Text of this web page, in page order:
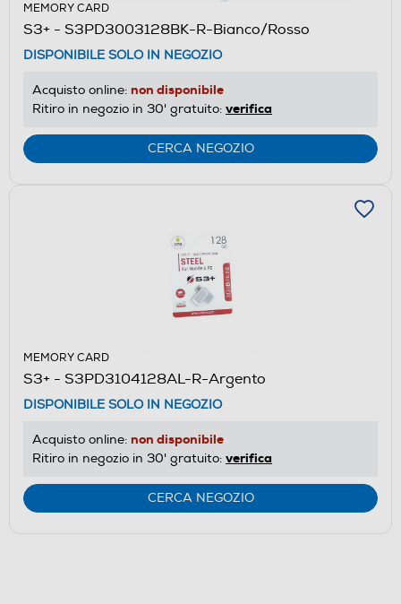
MEMORY CARD
S3+ - S3PD3003128BK-R-Bianco/Rosso
DISPONIBILE SOLO IN NEGOZIO
Acquisto online: non disponibile
Ritiro in negozio in 30' gratuito: verifica
CERCA NEGOZIO
MEMORY CARD
S3+ - S3PD3104128AL-R-Argento
DISPONIBILE SOLO IN NEGOZIO
Acquisto online: non disponibile
Ritiro in negozio in 30' gratuito: verifica
CERCA NEGOZIO